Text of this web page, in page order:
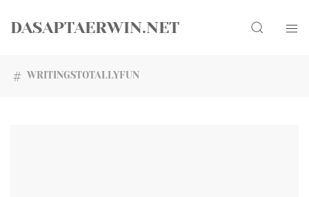
DASAPTAERWIN.NET Search
WRITINGSTOTALLYFUN